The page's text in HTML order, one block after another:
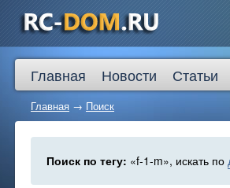
Главная Новости Статьи
Главная → Поиск
Поиск по тегу: «f-1-m», искать по